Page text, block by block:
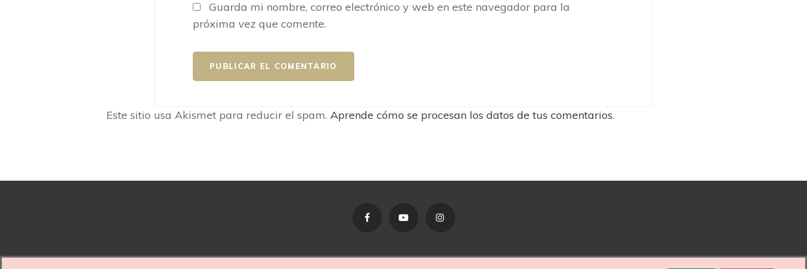
Guarda mi nombre, correo electrónico y web en este navegador para la
próxima vez que comente.
Este sitio usa Akismet para reducir el spam. Aprende cómo se procesan los datos de tus comentarios.